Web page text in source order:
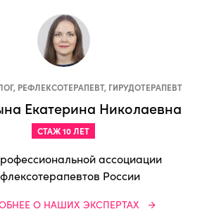
РЕФЛЕКСОТЕРАПЕВТ, ГИРУДОТЕРАПЕВТ
Екатерина Николаевна
СТАЖ 10 ЛЕТ
ассоциации
России
О НАШИХ ЭКСПЕРТАХ